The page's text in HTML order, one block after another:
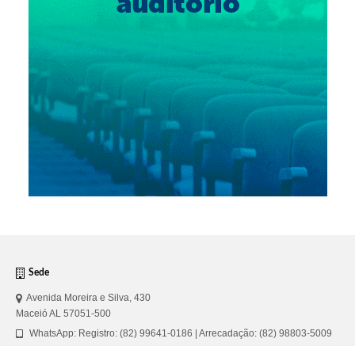
Sede
Avenida Moreira e Silva, 430
Maceió AL 57051-500
WhatsApp: Registro: (82) 99641-0186 | Arrecadação: (82) 98803-5009